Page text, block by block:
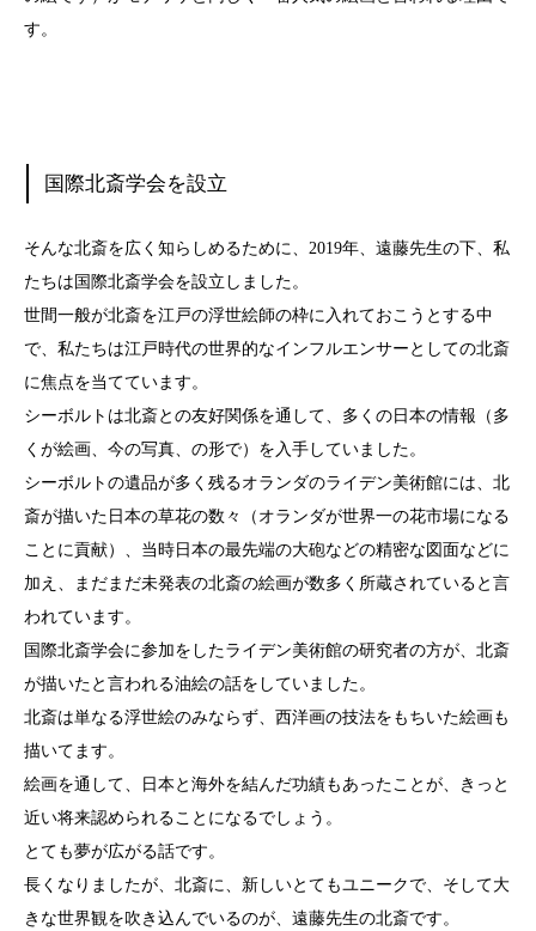
す。
国際北斎学会を設立
そんな北斎を広く知らしめるために、2019年、遠藤先生の下、私
たちは国際北斎学会を設立しました。
世間一般が北斎を江戸の浮世絵師の枠に入れておこうとする中
で、私たちは江戸時代の世界的なインフルエンサーとしての北斎
に焦点を当てています。
シーボルトは北斎との友好関係を通して、多くの日本の情報（多
くが絵画、今の写真、の形で）を入手していました。
シーボルトの遺品が多く残るオランダのライデン美術館には、北
斎が描いた日本の草花の数々（オランダが世界一の花市場になる
ことに貢献）、当時日本の最先端の大砲などの精密な図面などに
加え、まだまだ未発表の北斎の絵画が数多く所蔵されていると言
われています。
国際北斎学会に参加をしたライデン美術館の研究者の方が、北斎
が描いたと言われる油絵の話をしていました。
北斎は単なる浮世絵のみならず、西洋画の技法をもちいた絵画も
描いてます。
絵画を通して、日本と海外を結んだ功績もあったことが、きっと
近い将来認められることになるでしょう。
とても夢が広がる話です。
長くなりましたが、北斎に、新しいとてもユニークで、そして大
きな世界観を吹き込んでいるのが、遠藤先生の北斎です。